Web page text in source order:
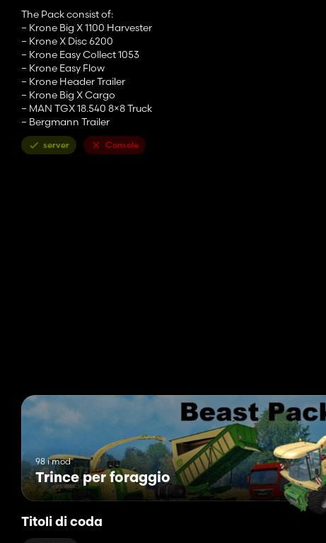
The Pack consist of:
– Krone Big X 1100 Harvester
– Krone X Disc 6200
– Krone Easy Collect 1053
– Krone Easy Flow
– Krone Header Trailer
– Krone Big X Cargo
– MAN TGX 18.540 8×8 Truck
– Bergmann Trailer
server Console
98 i mod
Trince per foraggio
Titoli di coda